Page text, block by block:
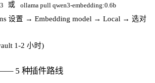
或 ollama pull qwen3-embedding:0.6b
设置 → Embedding model → Local → 选对
1-2 小时)
5 种插件路线